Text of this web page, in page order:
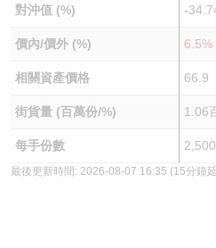
對沖值 (%) -
價內/價外 (%) 6.5%
相關資產價格 66.9
街貨量 (百萬份/%) 1.06
每手份數 2,500
最後更新時間: 2026-08-07 16:35 (15分鐘